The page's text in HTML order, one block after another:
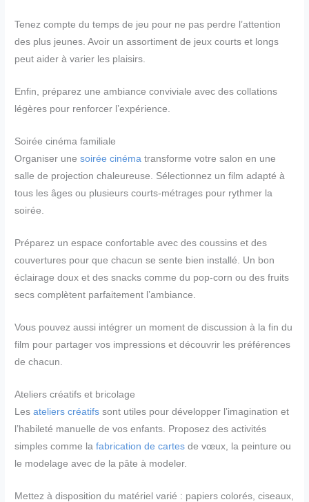
Tenez compte du temps de jeu pour ne pas perdre l’attention
des plus jeunes. Avoir un assortiment de jeux courts et longs
peut aider à varier les plaisirs.
Enfin, préparez une ambiance conviviale avec des collations
légères pour renforcer l’expérience.
Soirée cinéma familiale
Organiser unesoirée cinéma transforme votre salon en une
salle de projection chaleureuse. Sélectionnez un film adapté à
tous les âges ou plusieurs courts-métrages pour rythmer la
soirée.
Préparez un espace confortable avec des coussins et des
couvertures pour que chacun se sente bien installé. Un bon
éclairage doux et des snacks comme du pop-corn ou des fruits
secs complètent parfaitement l’ambiance.
Vous pouvez aussi intégrer un moment de discussion à la fin du
film pour partager vos impressions et découvrir les préférences
de chacun.
Ateliers créatifs et bricolage
Lesateliers créatifs sont utiles pour développer l’imagination et
l’habileté manuelle de vos enfants. Proposez des activités
simples comme lafabrication de cartes de vœux, la peinture ou
le modelage avec de la pâte à modeler.
Mettez à disposition du matériel varié : papiers colorés, ciseaux,